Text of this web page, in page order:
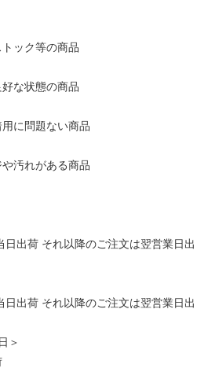
ック等の商品
な状態の商品
に問題ない商品
汚れがある商品
日出荷 それ以降のご注文は翌営業日出
日出荷 それ以降のご注文は翌営業日出
＞